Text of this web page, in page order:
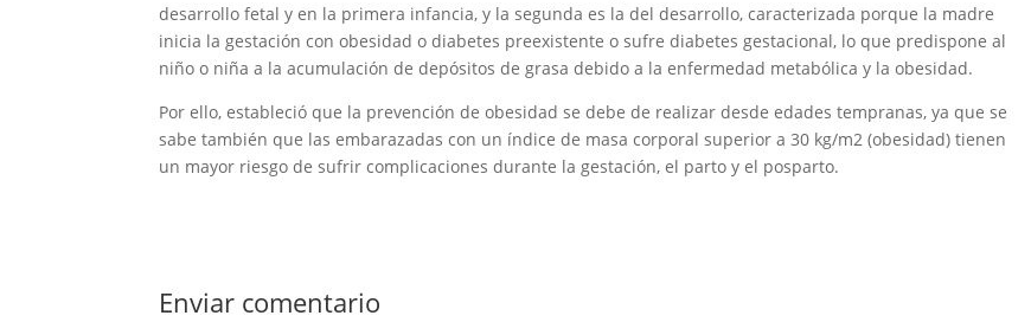
desarrollo fetal y en la primera infancia, y la segunda es la del desarrollo, caracterizada porque la madre
inicia la gestación con obesidad o diabetes preexistente o sufre diabetes gestacional, lo que predispone al
niño o niña a la acumulación de depósitos de grasa debido a la enfermedad metabólica y la obesidad.
Por ello, estableció que la prevención de obesidad se debe de realizar desde edades tempranas, ya que se
sabe también que las embarazadas con un índice de masa corporal superior a 30 kg/m2 (obesidad) tienen
un mayor riesgo de sufrir complicaciones durante la gestación, el parto y el posparto.
Enviar comentario